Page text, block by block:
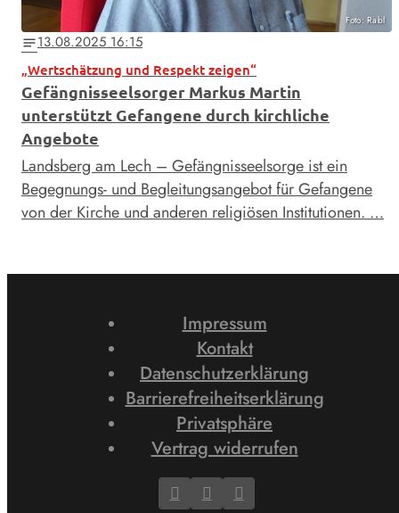
Foto: Rabl
notes13.08.2025 16:15
„Wertschätzung und Respekt zeigen“
Gefängnisseelsorger Markus Martin
unterstützt Gefangene durch kirchliche
Angebote
Landsberg am Lech – Gefängnisseelsorge ist ein
Begegnungs- und Begleitungsangebot für Gefangene
von der Kirche und anderen religiösen Institutionen. …
Impressum
Kontakt
Datenschutzerklärung
Barrierefreiheitserklärung
Privatsphäre
Vertrag widerrufen